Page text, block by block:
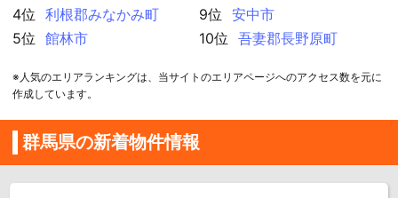
4位
利根郡みなかみ町
5位
館林市
9位
安中市
10位
吾妻郡長野原町
※人気のエリアランキングは、当サイトのエリアページへのアクセス数を元に
作成しています。
群馬県の新着物件情報